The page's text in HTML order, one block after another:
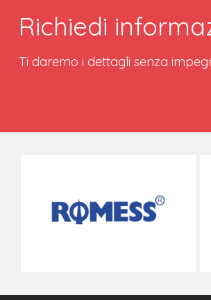
Richiedi
Ti daremo i dettagli senza